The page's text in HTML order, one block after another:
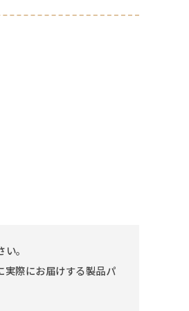
。
実際にお届けする製品パ